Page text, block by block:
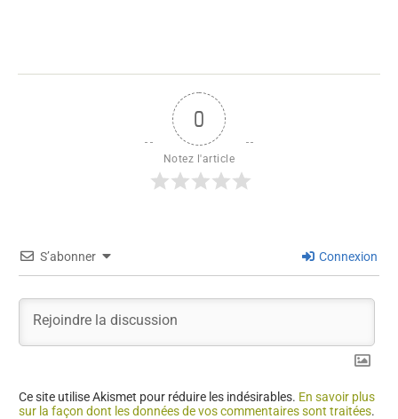
0
Notez l'article
S’abonner Connexion
Ce site utilise Akismet pour réduire les indésirables. En savoir plus
sur la façon dont les données de vos commentaires sont traitées.